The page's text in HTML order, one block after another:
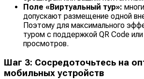
Поле «Виртуальный тур»:
допускают размещение одной
Поэтому для максимального
туром с поддержкой QR Code
просмотров.
Шаг 3: Сосредоточьтесь на
мобильных устройств